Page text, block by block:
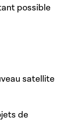
possible
satellite
de